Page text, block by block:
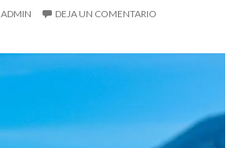
ADMIN DEJA UN COMENTARIO